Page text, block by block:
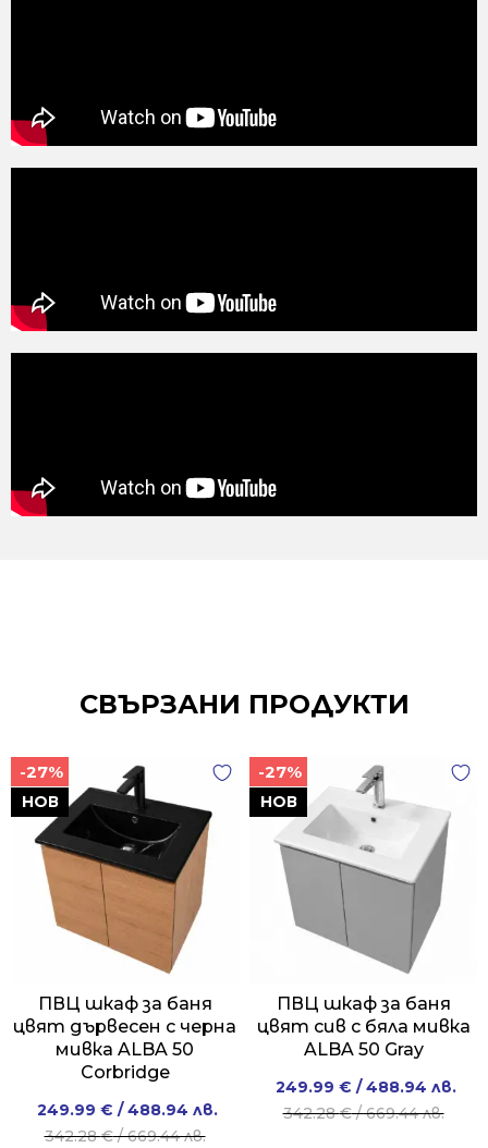
СВЪРЗАНИ ПРОДУКТИ
НОВ
-27%
ПВЦ шкаф за баня
цвят дървесен с черна
мивка ALBA 50
Corbridge
342.28€/ 669.44 лв.
Original
price
249.99 € / 488.94 лв.
Current
price
НОВ
-27%
ПВЦ шкаф за баня
цвят сив с бяла мивка
ALBA 50 Gray
342.28€/ 669.44 лв.
Original
price
249.99 € / 488.94 лв.
Current
price